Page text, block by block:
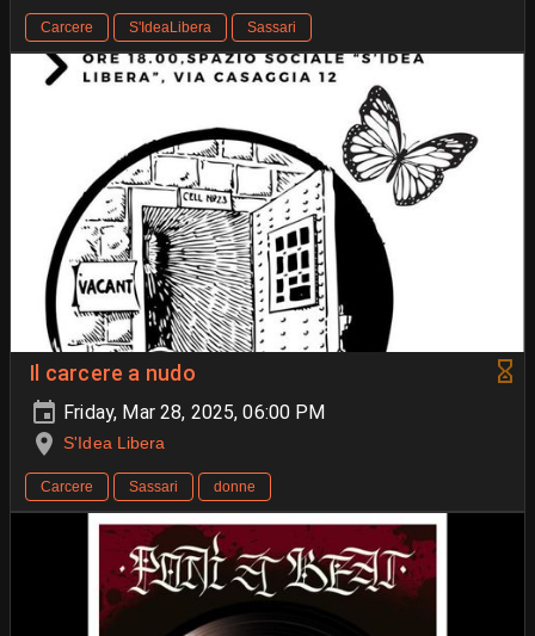
Carcere S'IdeaLibera Sassari
Il carcere a nudo
Friday, Mar 28, 2025, 06:00 PM
S'Idea Libera
Carcere Sassari donne